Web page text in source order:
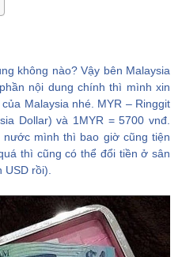
không nào? Vậy bên Malaysia
nội dung chính thì mình xin
Malaysia nhé. MYR – Ringgit
Dollar) và 1MYR = 5700 vnđ.
mình thì bao giờ cũng tiện
thì cũng có thể đổi tiền ở sân
rồi).